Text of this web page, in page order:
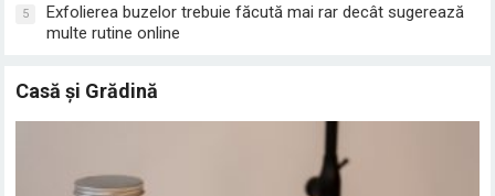
5
Exfolierea buzelor trebuie făcută mai rar decât sugerează
multe rutine online
Casă și Grădină